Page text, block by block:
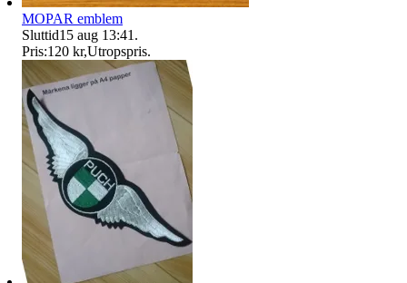
MOPAR emblem
Sluttid15 aug 13:41 .
Pris:120 kr,Utropspris.